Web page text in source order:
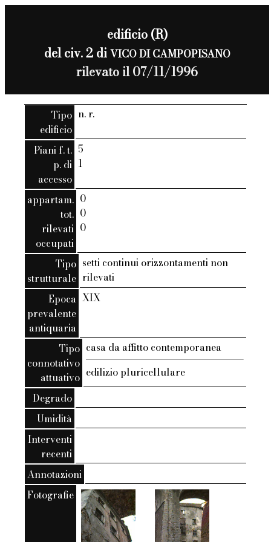
edificio (R)
del civ. 2 diVICO DI CAMPOPISANO
rilevato il 07/11/1996
Tipo
edificio
n. r.
Piani f. t.
p. di
accesso
5
1
appartam.
tot.
rilevati
occupati
0
0
0
Tipo
strutturale
setti continui orizzontamenti non
rilevati
Epoca
prevalente
antiquaria
XIX
Tipo
connotativo
attuativo
casa da affitto contemporanea
edilizio pluricellulare
Degrado
Umidità
Interventi
recenti
Annotazioni
Fotografie